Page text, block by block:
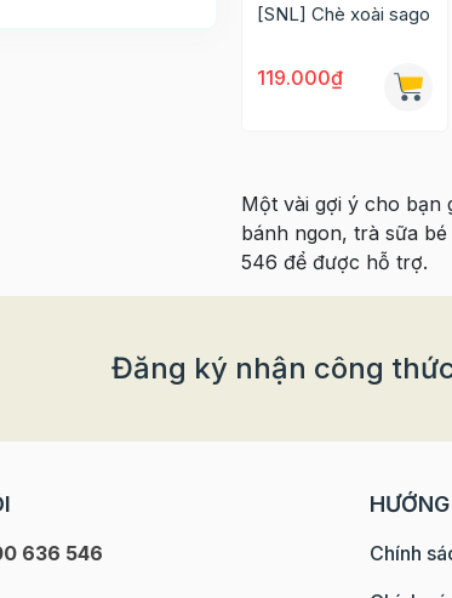
[SNL] Chè xoài sago
119.000₫
Một vài gợi ý cho bạn
bánh ngon, trà sữa
546 để được hỗ trợ.
Đăng ký nhận công
636 546
Chính